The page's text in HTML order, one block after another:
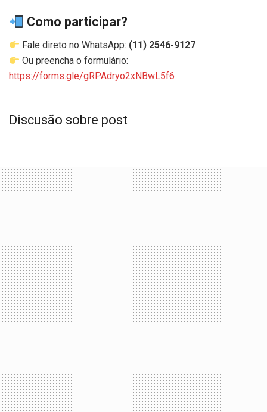
Como participar?
Fale direto no WhatsApp: (11) 2546-9127
Ou preencha o formulário:
https://forms.gle/gRPAdryo2xNBwL5f6
Discusão sobre post